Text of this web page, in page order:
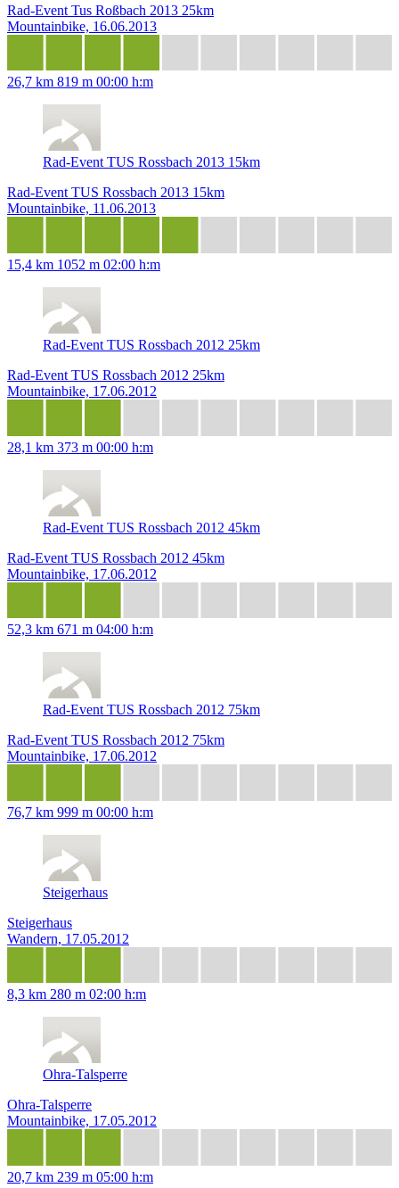
Rad-Event Tus Roßbach 2013 25km
Mountainbike, 16.06.2013
26,7 km 819 m 00:00 h:m
Rad-Event TUS Rossbach 2013 15km
Rad-Event TUS Rossbach 2013 15km
Mountainbike, 11.06.2013
15,4 km 1052 m 02:00 h:m
Rad-Event TUS Rossbach 2012 25km
Rad-Event TUS Rossbach 2012 25km
Mountainbike, 17.06.2012
28,1 km 373 m 00:00 h:m
Rad-Event TUS Rossbach 2012 45km
Rad-Event TUS Rossbach 2012 45km
Mountainbike, 17.06.2012
52,3 km 671 m 04:00 h:m
Rad-Event TUS Rossbach 2012 75km
Rad-Event TUS Rossbach 2012 75km
Mountainbike, 17.06.2012
76,7 km 999 m 00:00 h:m
Steigerhaus
Steigerhaus
Wandern, 17.05.2012
8,3 km 280 m 02:00 h:m
Ohra-Talsperre
Ohra-Talsperre
Mountainbike, 17.05.2012
20,7 km 239 m 05:00 h:m